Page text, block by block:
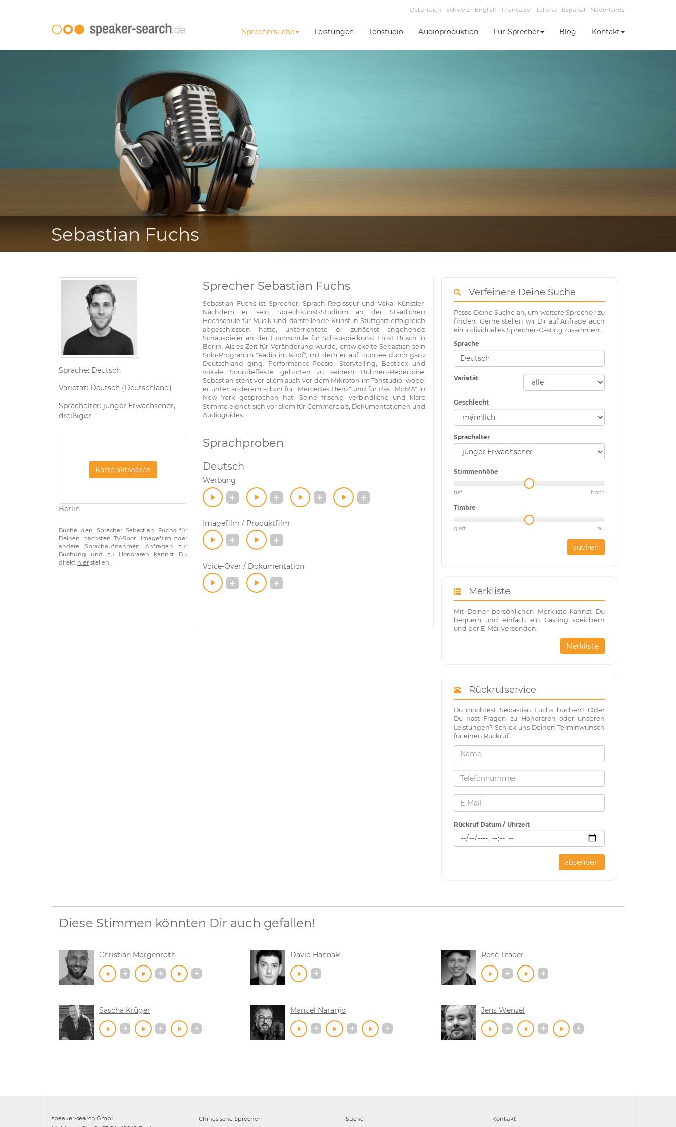
Österreich Schweiz English Française Italiano Español Nederlands
Sprechersuche Leistungen Tonstudio Audioproduktion Für Sprecher Blog Kontakt
Sebastian Fuchs
Sprache: Deutsch
Varietät: Deutsch (Deutschland)
Sprachalter: junger Erwachsener,
dreißiger
Karte aktivieren
Berlin
Buche den Sprecher Sebastian Fuchs für
Deinen nächsten TV-Spot, Imagefilm oder
andere Sprachaufnahmen. Anfragen zur
Buchung und zu Honoraren kannst Du
direkt hier stellen.
Sprecher Sebastian Fuchs
Sebastian Fuchs ist Sprecher, Sprach-Regisseur und Vokal-Künstler.
Nachdem er sein Sprechkunst-Studium an der Staatlichen
Hochschule für Musik und darstellende Kunst in Stuttgart erfolgreich
abgeschlossen hatte, unterrichtete er zunächst angehende
Schauspieler an der Hochschule für Schauspielkunst Ernst Busch in
Berlin. Als es Zeit für Veränderung wurde, entwickelte Sebastian sein
Solo-Programm "Radio im Kopf", mit dem er auf Tournee durch ganz
Deutschland ging. Performance-Poesie, Storytelling, Beatbox und
vokale Soundeffekte gehörten zu seinem Bühnen-Repertoire.
Sebastian steht vor allem auch vor dem Mikrofon im Tonstudio, wobei
er unter anderem schon für "Mercedes Benz" und für das "MoMA" in
New York gesprochen hat. Seine frische, verbindliche und klare
Stimme eignet sich vor allem für Commercials, Dokumentationen und
Audioguides.
Sprachproben
Deutsch
Werbung
Imagefilm / Produktfilm
Voice-Over / Dokumentation
Verfeinere Deine Suche
Passe Deine Suche an, um weitere Sprecher zu
finden. Gerne stellen wir Dir auf Anfrage auch
ein individuelles Sprecher-Casting zusammen.
Sprache
Varietät
Geschlecht
Sprachalter
Stimmenhöhe
tief hoch
Timbre
glatt rau
suchen
Merkliste
Mit Deiner persönlichen Merkliste kannst Du
bequem und einfach ein Casting speichern
und per E-Mail versenden.
Merkliste
Rückrufservice
Du möchtest Sebastian Fuchs buchen? Oder
Du hast Fragen zu Honoraren oder unseren
Leistungen? Schick uns Deinen Terminwunsch
für einen Rückruf.
Rückruf Datum / Uhrzeit
absenden
Diese Stimmen könnten Dir auch gefallen!
Christian Morgenroth David Hannak René Träder
Sascha Krüger Manuel Naranjo Jens Wenzel
speaker-search GmbH
Chinesische Sprecher
Suche
Kontakt